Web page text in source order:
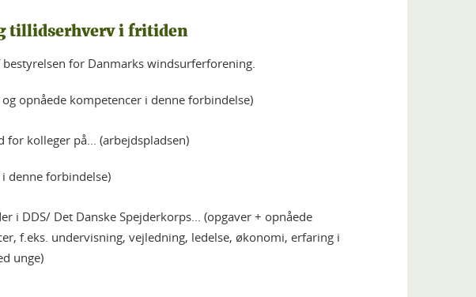
tillidserhverv i fritiden
for Danmarks windsurferforening.
opnåede kompetencer i denne forbindelse)
for kolleger på... (arbejdspladsen)
denne forbindelse)
i DDS/ Det Danske Spejderkorps... (opgaver + opnåede
f.eks. undervisning, vejledning, ledelse, økonomi, erfaring i
unge)